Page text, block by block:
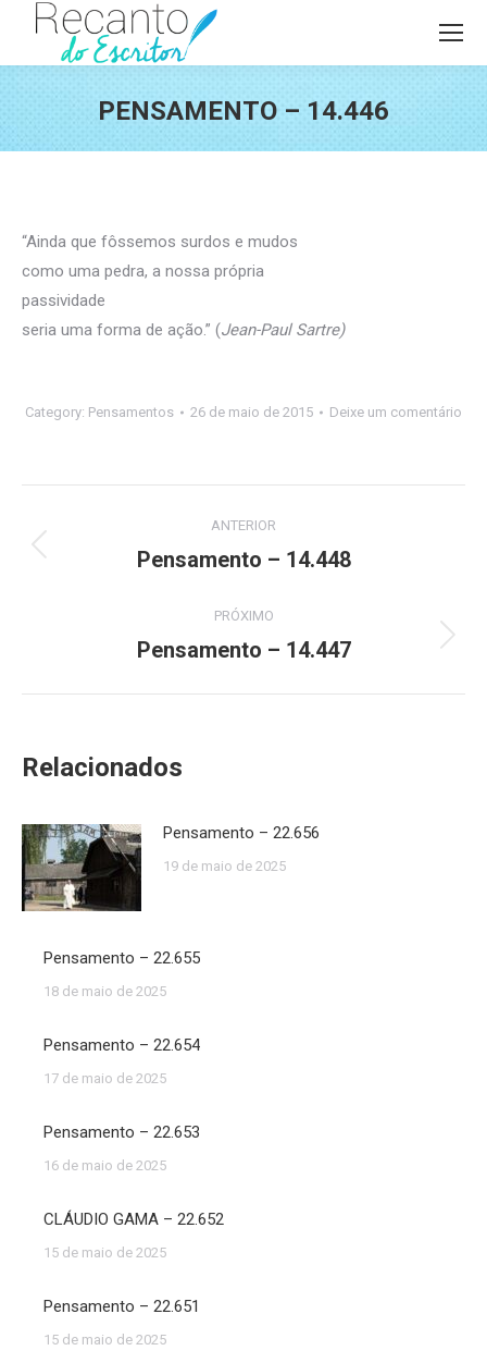
PENSAMENTO – 14.446
“Ainda que fôssemos surdos e mudos
como uma pedra, a nossa própria
passividade
seria uma forma de ação.” (Jean-Paul Sartre)
Category: Pensamentos 26 de maio de 2015 Deixe um comentário
de
ANTERIOR
Post
Pensamento – 14.448
PRÓXIMO
Próximo
Pensamento – 14.447
Relacionados
Pensamento – 22.656
19 de maio de 2025
Pensamento – 22.655
18 de maio de 2025
Pensamento – 22.654
17 de maio de 2025
Pensamento – 22.653
16 de maio de 2025
CLÁUDIO GAMA – 22.652
15 de maio de 2025
Pensamento – 22.651
15 de maio de 2025